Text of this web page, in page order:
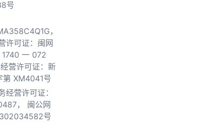
号
，
许可证：闽网
一 072
营许可证：新
第 XM4041号
经营许可证：
，
闽公网
号